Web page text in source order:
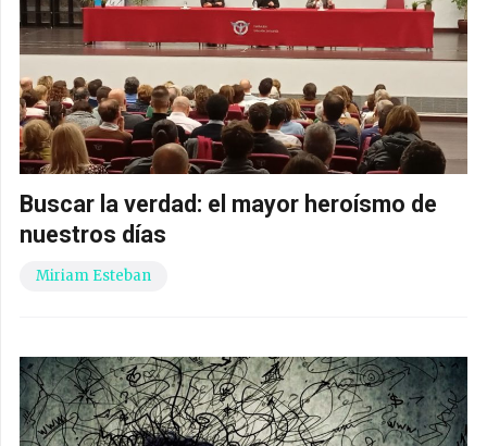
Buscar la verdad: el mayor heroísmo de
nuestros días
Miriam Esteban